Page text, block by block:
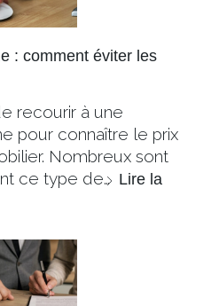
: comment éviter les
recourir à une
pour connaître le prix
Nombreux sont
ce type de… Lire la